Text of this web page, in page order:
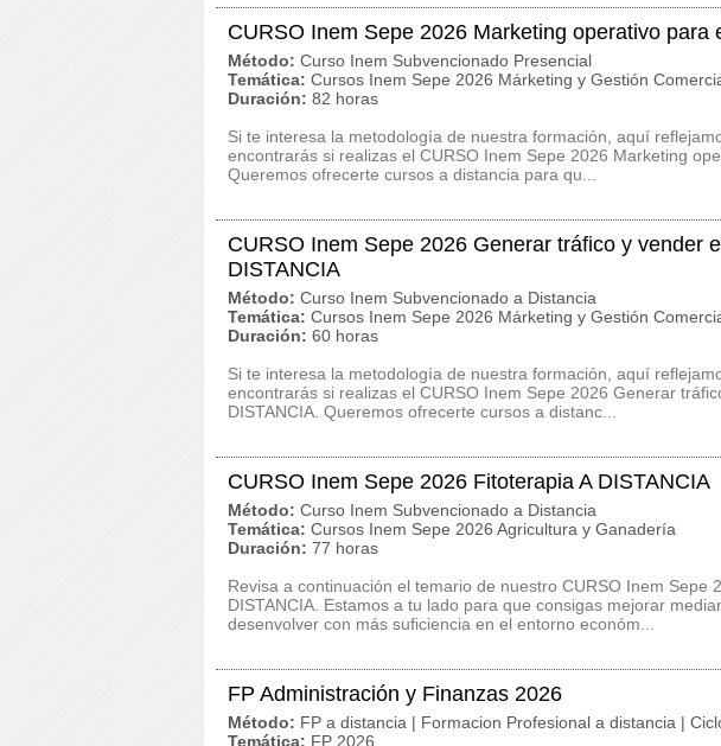
CURSO Inem Sepe 2026 Marketing operativo para
Método: Curso Inem Subvencionado Presencial
Temática: Cursos Inem Sepe 2026 Márketing y Gestión
Duración: 82 horas
Si te interesa la metodología de nuestra formación, aquí
encontrarás si realizas el CURSO Inem Sepe 2026 Marketing
Queremos ofrecerte cursos a distancia para qu...
CURSO Inem Sepe 2026 Generar tráfico y vender
DISTANCIA
Método: Curso Inem Subvencionado a Distancia
Temática: Cursos Inem Sepe 2026 Márketing y Gestión
Duración: 60 horas
Si te interesa la metodología de nuestra formación, aquí
encontrarás si realizas el CURSO Inem Sepe 2026 Generar
DISTANCIA. Queremos ofrecerte cursos a distanc...
CURSO Inem Sepe 2026 Fitoterapia A DISTANCIA
Método: Curso Inem Subvencionado a Distancia
Temática: Cursos Inem Sepe 2026 Agricultura y Ganadería
Duración: 77 horas
Revisa a continuación el temario de nuestro CURSO Inem Sepe
DISTANCIA. Estamos a tu lado para que consigas mejorar
desenvolver con más suficiencia en el entorno económ...
FP Administración y Finanzas 2026
Método: FP a distancia | Formacion Profesional a distancia |
Temática: FP 2026